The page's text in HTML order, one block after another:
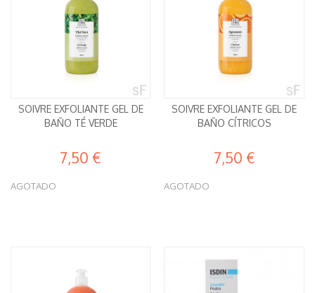
SOIVRE EXFOLIANTE GEL DE
BAÑO TÉ VERDE
7,50 €
AGOTADO
SOIVRE EXFOLIANTE GEL DE
BAÑO CÍTRICOS
7,50 €
AGOTADO